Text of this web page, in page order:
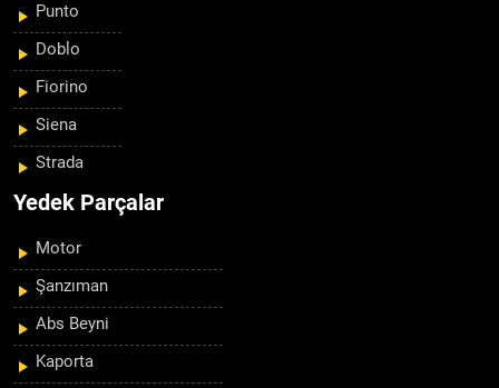
Punto
Doblo
Fiorino
Siena
Strada
Yedek Parçalar
Motor
Şanzıman
Abs Beyni
Kaporta